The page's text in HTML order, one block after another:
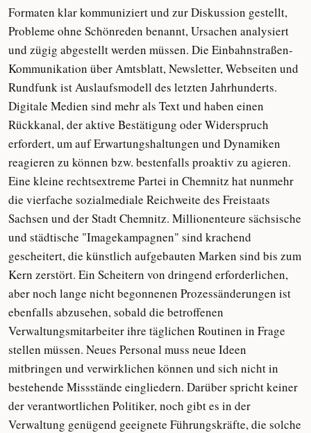
Formaten klar kommuniziert und zur Diskussion gestellt,
Probleme ohne Schönreden benannt, Ursachen analysiert
und zügig abgestellt werden müssen. Die Einbahnstraßen-
Kommunikation über Amtsblatt, Newsletter, Webseiten und
Rundfunk ist Auslaufsmodell des letzten Jahrhunderts.
Digitale Medien sind mehr als Text und haben einen
Rückkanal, der aktive Bestätigung oder Widerspruch
erfordert, um auf Erwartungshaltungen und Dynamiken
reagieren zu können bzw. bestenfalls proaktiv zu agieren.
Eine kleine rechtsextreme Partei in Chemnitz hat nunmehr
die vierfache sozialmediale Reichweite des Freistaats
Sachsen und der Stadt Chemnitz. Millionenteure sächsische
und städtische "Imagekampagnen" sind krachend
gescheitert, die künstlich aufgebauten Marken sind bis zum
Kern zerstört. Ein Scheitern von dringend erforderlichen,
aber noch lange nicht begonnenen Prozessänderungen ist
ebenfalls abzusehen, sobald die betroffenen
Verwaltungsmitarbeiter ihre täglichen Routinen in Frage
stellen müssen. Neues Personal muss neue Ideen
mitbringen und verwirklichen können und sich nicht in
bestehende Missstände eingliedern. Darüber spricht keiner
der verantwortlichen Politiker, noch gibt es in der
Verwaltung genügend geeignete Führungskräfte, die solche